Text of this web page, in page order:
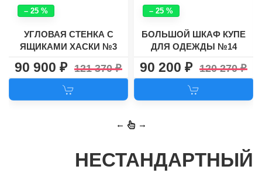
– 25 %
УГЛОВАЯ СТЕНКА С
ЯЩИКАМИ ХАСКИ №3
90 900 121 370
– 25 %
БОЛЬШОЙ ШКАФ КУПЕ
ДЛЯ ОДЕЖДЫ №14
90 200 120 270
← →
НЕСТАНДАРТНЫЙ